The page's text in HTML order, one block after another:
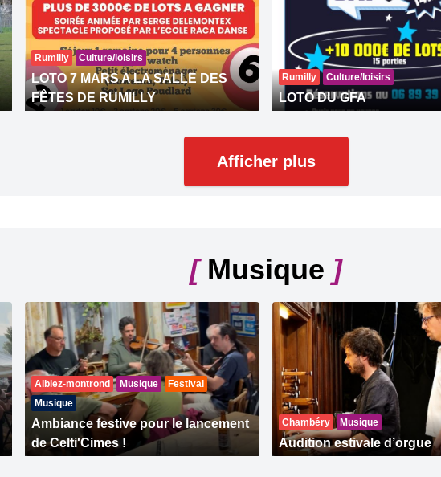
Rumilly Culture/loisirs
LOTO 7 MARS A LA SALLE DES
FÊTES DE RUMILLY
Rumilly Culture/loisirs
LOTO DU GFA
Afficher plus
[Musique ]
Albiez-montrond Musique
Festival
Musique
Ambiance festive pour le lancement
de Celti'Cimes !
Chambéry Musique
Audition estivale d’orgue